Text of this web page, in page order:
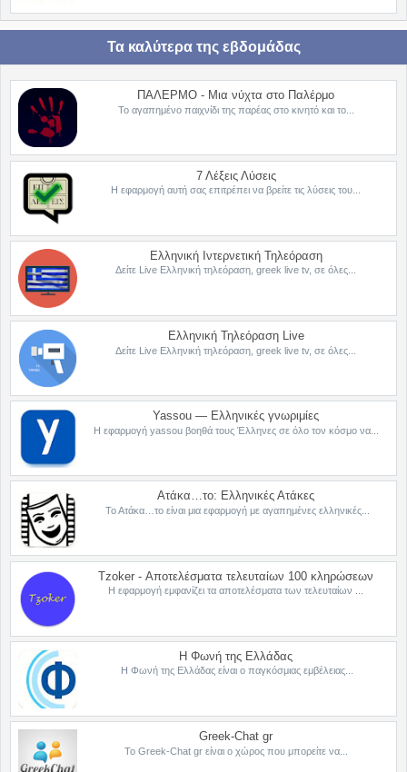
Τα καλύτερα της εβδομάδας
ΠΑΛΕΡΜΟ - Μια νύχτα στο Παλέρμο
Το αγαπημένο παιχνίδι της παρέας στο κινητό και το...
7 Λέξεις Λύσεις
Η εφαρμογή αυτή σας επιτρέπει να βρείτε τις λύσεις του...
Ελληνική Ιντερνετική Τηλεόραση
Δείτε Live Ελληνική τηλεόραση, greek live tv, σε όλες...
Ελληνική Τηλεόραση Live
Δείτε Live Ελληνική τηλεόραση, greek live tv, σε όλες...
Yassou — Ελληνικές γνωριμίες
Η εφαρμογή yassou βοηθά τους Έλληνες σε όλο τον κόσμο να...
Ατάκα…το: Ελληνικές Ατάκες
Το Ατάκα…το είναι μια εφαρμογή με αγαπημένες ελληνικές...
Tzoker - Αποτελέσματα τελευταίων 100 κληρώσεων
Η εφαρμογή εμφανίζει τα αποτελέσματα των τελευταίων ...
Η Φωνή της Ελλάδας
Η Φωνή της Ελλάδας είναι ο παγκόσμιας εμβέλειας...
Greek-Chat gr
Το Greek-Chat gr είναι ο χώρος που μπορείτε να...